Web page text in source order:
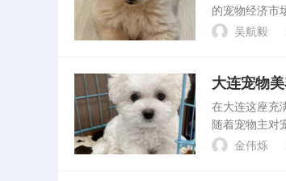
的宠物经济市
入探讨在上海
吴航毅
大连宠物
在大连这座充
随着宠物主对
美容师培训学
金伟烁